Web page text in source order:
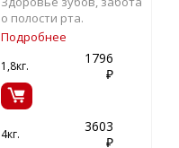
о полости рта.
Подробнее
1,8кг.
1796
₽
4кг.
3603
₽